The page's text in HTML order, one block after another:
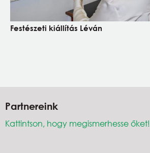
Festészeti kiállítás Léván
Partnereink
Kattintson, hogy megismerhesse őket!